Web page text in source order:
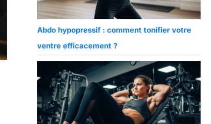
Abdo hypopressif : comment tonifier votre
ventre efficacement ?